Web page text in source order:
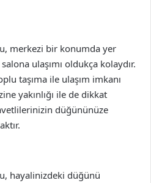
merkezi bir konumda yer
ulaşımı oldukça kolaydır.
taşıma ile ulaşım imkanı
yakınlığı ile de dikkat
düğününüze
hayalinizdeki düğünü